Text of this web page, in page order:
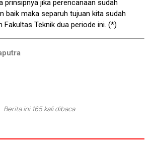
prinsipnya jika perencanaan sudah
baik maka separuh tujuan kita sudah
Fakultas Teknik dua periode ini. (*)
Berita ini 165 kali dibaca